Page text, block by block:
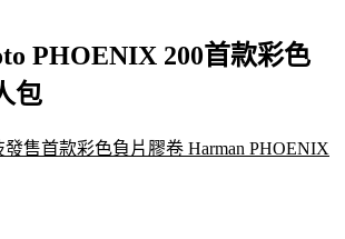
PHOENIX 200首款彩色
包
發售首款彩色負片膠卷 Harman PHOENIX